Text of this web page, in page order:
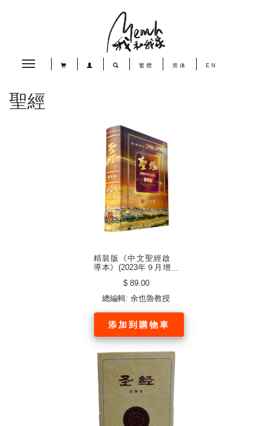
Toggle
繁體 简体 EN
聖經
精裝版《中文聖經啟
導本》(2023年９月增
$ 89.00
總編輯: 余也魯教授
添加到購物車